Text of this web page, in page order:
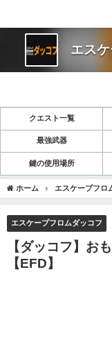
エス
クエスト一覧
最強武器
鍵の使用場所
ホーム エスケープフロ
略方法【EFD】
エスケープフロムダッコフ
【ダッコフ】お
【EFD】